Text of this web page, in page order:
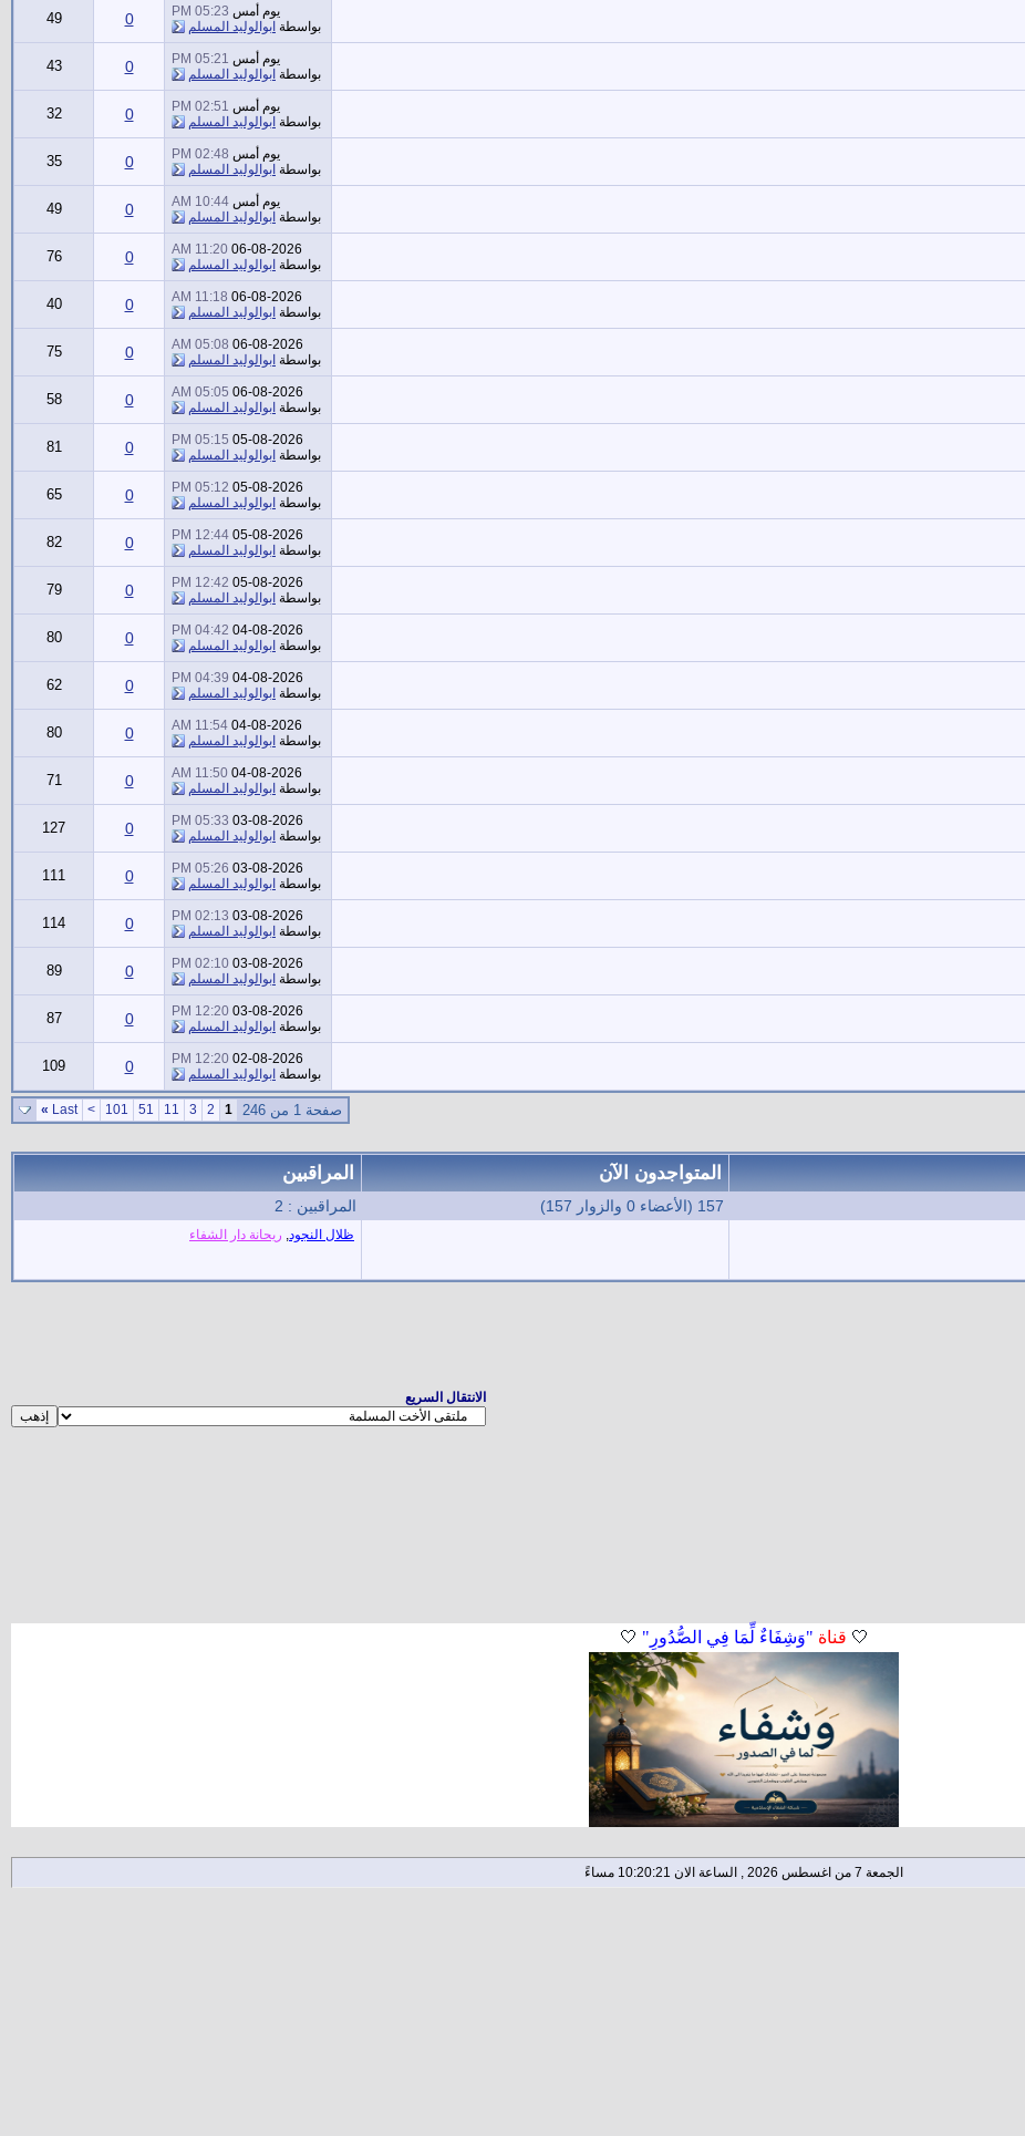
يوم أمس 05:23 PM
بواسطة ابوالوليد المسلم 0
49
يوم أمس 05:21 PM
بواسطة ابوالوليد المسلم 0
43
يوم أمس 02:51 PM
بواسطة ابوالوليد المسلم 0
32
يوم أمس 02:48 PM
بواسطة ابوالوليد المسلم 0
35
يوم أمس 10:44 AM
بواسطة ابوالوليد المسلم 0
49
06-08-2026
11:20 AM
بواسطة ابوالوليد المسلم 0
76
06-08-2026
11:18 AM
بواسطة ابوالوليد المسلم 0
40
06-08-2026
05:08 AM
بواسطة ابوالوليد المسلم 0
75
06-08-2026
05:05 AM
بواسطة ابوالوليد المسلم 0
58
05-08-2026
05:15 PM
بواسطة ابوالوليد المسلم 0
81
05-08-2026
05:12 PM
بواسطة ابوالوليد المسلم 0
65
05-08-2026
12:44 PM
بواسطة ابوالوليد المسلم 0
82
05-08-2026
12:42 PM
بواسطة ابوالوليد المسلم 0
79
04-08-2026
04:42 PM
بواسطة ابوالوليد المسلم 0
80
04-08-2026
04:39 PM
بواسطة ابوالوليد المسلم 0
62
04-08-2026
11:54 AM
بواسطة ابوالوليد المسلم 0
80
04-08-2026
11:50 AM
بواسطة ابوالوليد المسلم 0
71
03-08-2026
05:33 PM
بواسطة ابوالوليد المسلم 0
127
03-08-2026
05:26 PM
بواسطة ابوالوليد المسلم 0
111
03-08-2026
02:13 PM
بواسطة ابوالوليد المسلم 0
114
03-08-2026
02:10 PM
بواسطة ابوالوليد المسلم 0
89
03-08-2026
12:20 PM
بواسطة ابوالوليد المسلم 0
87
02-08-2026
12:20 PM
بواسطة ابوالوليد المسلم 0
109
صفحة 1 من 246 1
2
3
11
51
101
>
Last
»
المتواجدون الآن المراقبين
157 (الأعضاء 0 والزوار 157) المراقبين : 2
ظلال النجود ريحانة دار الشفاء
الانتقال السريع
🤍 قناة "وَشِفَاءٌ لِّمَا فِي الصُّدُورِ" 🤍
الجمعة 7 من اغسطس 2026 , الساعة الان 10:20:21 مساءً